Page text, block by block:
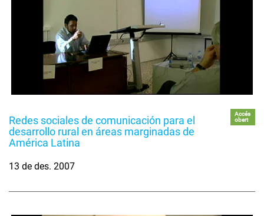
Redes sociales de comunicación para el
desarrollo rural en áreas marginadas de
América Latina
Accés
obert
13 de des. 2007